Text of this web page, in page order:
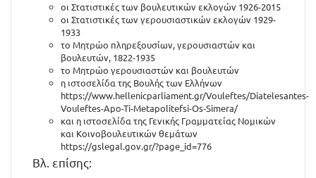
οι Στατιστικές των βουλευτικών εκλογών 1926-2015
οι Στατιστικές των γερουσιαστικών εκλογών 1929-
1933
το Μητρώο πληρεξουσίων, γερουσιαστών και
βουλευτών, 1822-1935
το Μητρώο γερουσιαστών και βουλευτών
η ιστοσελίδα της Βουλής των Ελλήνων
https://www.hellenicparliament.gr/Vouleftes/Diatelesantes-
Vouleftes-Apo-Ti-Metapolitefsi-Os-Simera/
και η ιστοσελίδα της Γενικής Γραμματείας Νομικών
και Κοινοβουλευτικών θεμάτων
https://gslegal.gov.gr/?page_id=776
Βλ. επίσης: